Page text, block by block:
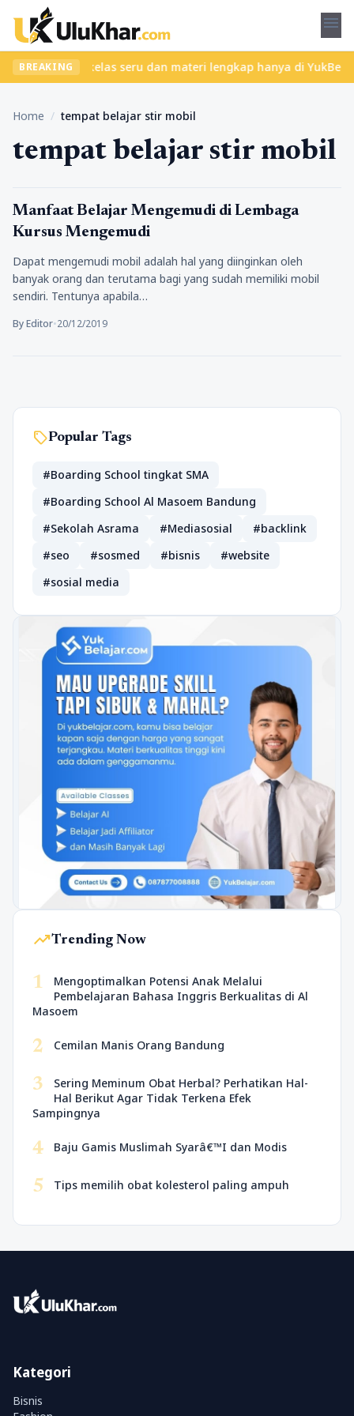
menu
BREAKING
Temukan kelas seru dan materi lengkap hanya di
Home / tempat belajar stir mobil
tempat belajar stir mobil
Pengalamanku
Manfaat Belajar Mengemudi di Lembaga
Kursus Mengemudi
Dapat mengemudi mobil adalah hal yang diinginkan oleh
banyak orang dan terutama bagi yang sudah memiliki mobil
sendiri. Tentunya apabila…
By Editor•20/12/2019
sellPopular Tags
#Boarding School tingkat SMA
#Boarding School Al Masoem Bandung
#Sekolah Asrama
#Mediasosial
#backlink
#seo
#sosmed #bisnis
#website
#sosial media
trending_upTrending Now
1
Mengoptimalkan Potensi Anak Melalui
Pembelajaran Bahasa Inggris Berkualitas di Al
Masoem
2 Cemilan Manis Orang Bandung
3
Sering Meminum Obat Herbal? Perhatikan Hal-
Hal Berikut Agar Tidak Terkena Efek
Sampingnya
4 Baju Gamis Muslimah Syarâ€™I dan Modis
5 Tips memilih obat kolesterol paling ampuh
Kategori
Bisnis